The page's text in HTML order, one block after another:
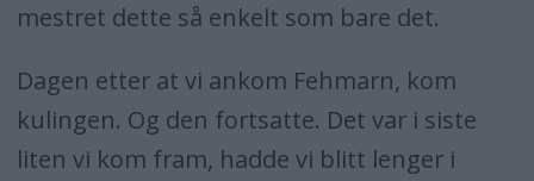
mestret dette så enkelt som bare det.
Dagen etter at vi ankom Fehmarn, kom
kulingen. Og den fortsatte. Det var i siste
liten vi kom fram, hadde vi blitt lenger i